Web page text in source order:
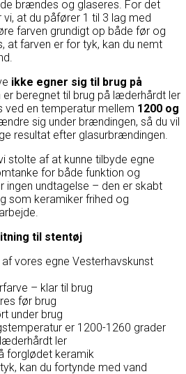
brændes og glaseres. For det
at du påfører 1 til 3 lag med
farven grundigt op både før og
at farven er for tyk, kan du nemt
ikke egner sig til brug på
er beregnet til brug på læderhårdt ler
en temperatur mellem 1200 og
ændre sig under brændingen, så du vil
resultat efter glasurbrændingen.
stolte af at kunne tilbyde egne
for både funktion og
ingen undtagelse – den er skabt
som keramiker frihed og
til stentøj
vores egne Vesterhavskunst
– klar til brug
før brug
under brug
er 1200-1260 grader
ler
forglødet keramik
kan du fortynde med vand